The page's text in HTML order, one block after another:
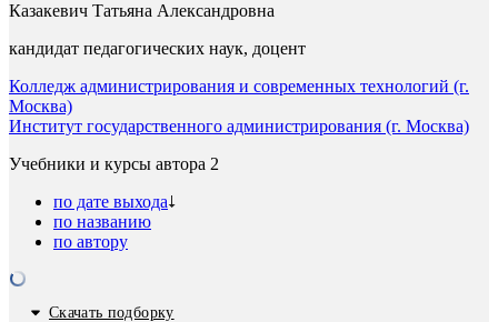
Казакевич Татьяна Александровна
кандидат педагогических наук, доцент
Колледж администрирования и современных технологий (г.
Москва)
Институт государственного администрирования (г. Москва)
Учебники и курсы автора 2
по дате выхода
по названию
по автору
Скачать подборку